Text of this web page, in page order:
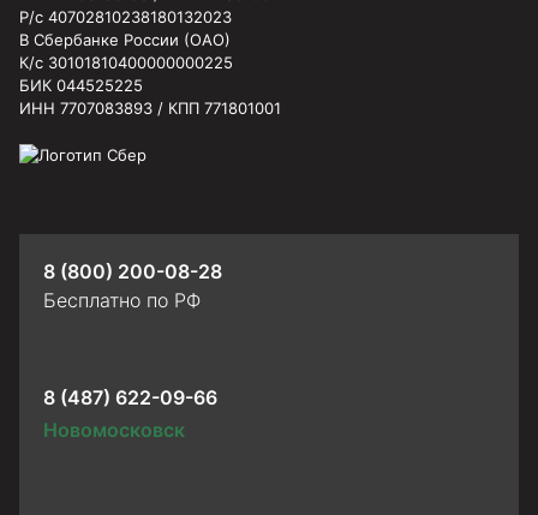
Р/с 40702810238180132023
В Сбербанке России (ОАО)
К/с 30101810400000000225
БИК 044525225
ИНН 7707083893 / КПП 771801001
8 (800) 200-08-28
Бесплатно по РФ
8 (487) 622-09-66
Новомосковск